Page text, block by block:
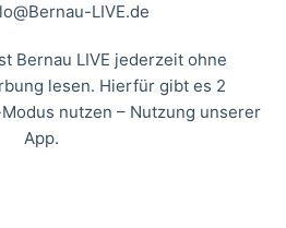
LIVE.de
Bernau LIVE jederzeit ohne
lesen. Hierfür gibt es 2
nutzen – Nutzung unserer
App.